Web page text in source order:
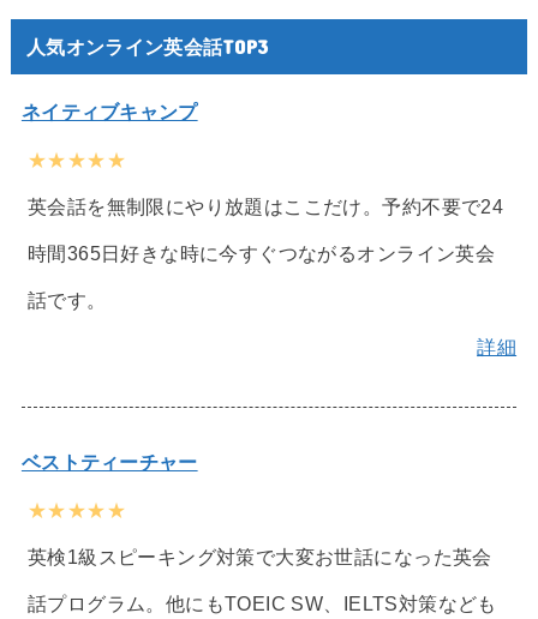
人気オンライン英会話TOP3
ネイティブキャンプ
★★★★★
英会話を無制限にやり放題はここだけ。予約不要で24
時間365日好きな時に今すぐつながるオンライン英会
話です。
詳細
ベストティーチャー
★★★★★
英検1級スピーキング対策で大変お世話になった英会
話プログラム。他にもTOEIC SW、IELTS対策なども